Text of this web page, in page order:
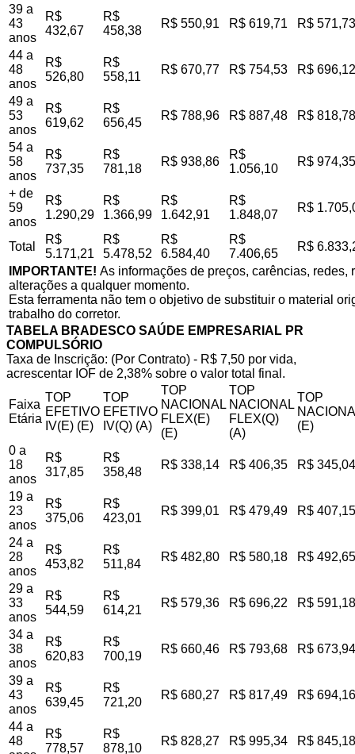
39 a
43
anos
R$
432,67
R$
458,38
R$ 550,91 R$ 619,71 R$ 571,73
44 a
48
anos
R$
526,80
R$
558,11
R$ 670,77 R$ 754,53 R$ 696,12
49 a
53
anos
R$
619,62
R$
656,45
R$ 788,96 R$ 887,48 R$ 818,78
54 a
58
anos
R$
737,35
R$
781,18
R$ 938,86
R$
1.056,10
R$ 974,35
+ de
59
anos
R$
1.290,29
R$
1.366,99
R$
1.642,91
R$
1.848,07
R$
Total
R$
5.171,21
R$
5.478,52
R$
6.584,40
R$
7.406,65
R$
IMPORTANTE! As informações de preços, carências,
alterações a qualquer momento.
Esta ferramenta não tem o objetivo de substituir o material
trabalho do corretor.
TABELA BRADESCO SAÚDE EMPRESARIAL PR
COMPULSÓRIO
Taxa de Inscrição: (Por Contrato) - R$ 7,50 por vida,
acrescentar IOF de 2,38% sobre o valor total final.
Faixa
Etária
TOP
EFETIVO
IV(E) (E)
TOP
EFETIVO
IV(Q) (A)
TOP
NACIONAL
FLEX(E)
(E)
TOP
NACIONAL
FLEX(Q)
(A)
TOP
(E)
0 a
18
anos
R$
317,85
R$
358,48
R$ 338,14 R$ 406,35 R$ 345,04
19 a
23
anos
R$
375,06
R$
423,01
R$ 399,01 R$ 479,49 R$ 407,15
24 a
28
anos
R$
453,82
R$
511,84
R$ 482,80 R$ 580,18 R$ 492,65
29 a
33
anos
R$
544,59
R$
614,21
R$ 579,36 R$ 696,22 R$ 591,18
34 a
38
anos
R$
620,83
R$
700,19
R$ 660,46 R$ 793,68 R$ 673,94
39 a
43
anos
R$
639,45
R$
721,20
R$ 680,27 R$ 817,49 R$ 694,16
44 a
48
R$
778,57
R$
878,10
R$ 828,27 R$ 995,34 R$ 845,18